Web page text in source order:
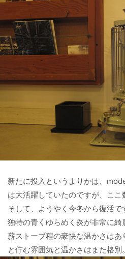
新たに投入というよりかは、
は大活躍していたのですが、ここ
そして、ようやく今冬から復活で
独特の青くゆらめく炎が非常に綺
薪ストーブ程の豪快な温かさはあ
と佇む雰囲気と温かさはまた格別。